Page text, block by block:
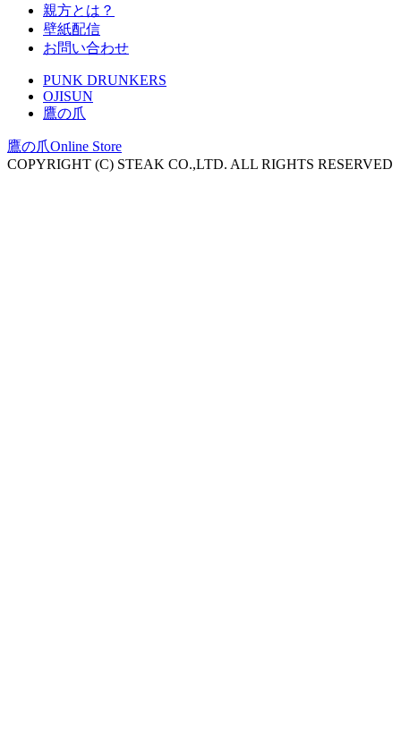
親方とは？
壁紙配信
お問い合わせ
PUNK DRUNKERS
OJISUN
鷹の爪
鷹の爪Online Store
COPYRIGHT (C) STEAK CO.,LTD. ALL RIGHTS RESERVED